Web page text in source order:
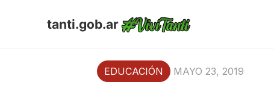
tanti.gob.ar
EDUCACIÓN MAYO 23, 2019